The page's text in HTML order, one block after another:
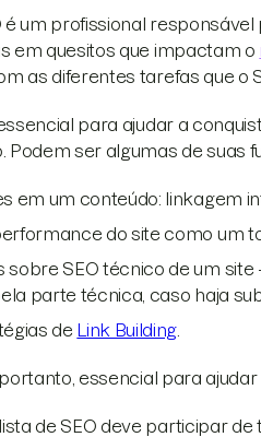
é um profissional
em quesitos que impactam o
as diferentes tarefas que o
para ajudar a
Podem ser algumas de suas
em um conteúdo: linkagem
do site como um
sobre SEO técnico de um
parte técnica, caso haja
de Link Building
essencial para
de SEO deve participar